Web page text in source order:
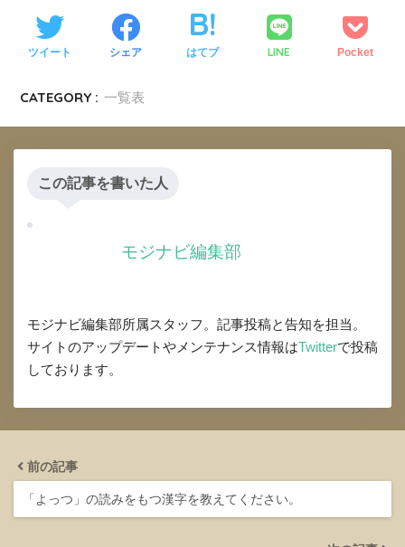
ツイート シェア はてブ LINE Pocket
CATEGORY : 一覧表
この記事を書いた人
モジナビ編集部
モジナビ編集部所属スタッフ。記事投稿と告知を担当。
サイトのアップデートやメンテナンス情報はTwitterで投稿
しております。
前の記事
「よっつ」の読みをもつ漢字を教えてください。